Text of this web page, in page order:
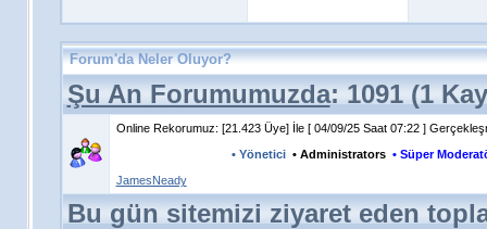
Forum'da Neler Oluyor?
Şu An Forumumuzda: 1091 (1
Online Rekorumuz: [21.423 Üye] İle [ 04/09/25 Saat 07:22 ]
• Yönetici • Administrators • Süper
JamesNeady
Bu gün sitemizi ziyaret eden